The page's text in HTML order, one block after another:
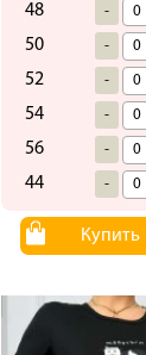
48 -
50 -
52 -
54 -
56 -
44 -
Купить